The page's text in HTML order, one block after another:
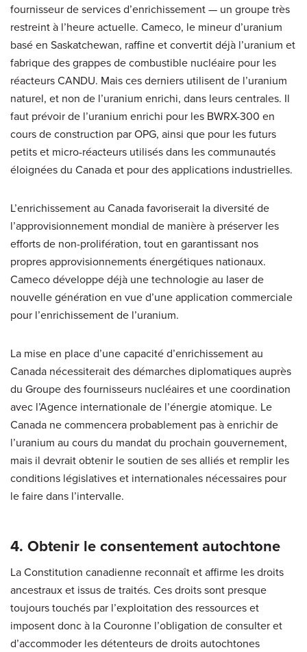
fournisseur de services d’enrichissement — un groupe très
restreint à l’heure actuelle. Cameco, le mineur d’uranium
basé en Saskatchewan, raffine et convertit déjà l’uranium et
fabrique des grappes de combustible nucléaire pour les
réacteurs CANDU. Mais ces derniers utilisent de l’uranium
naturel, et non de l’uranium enrichi, dans leurs centrales. Il
faut prévoir de l’uranium enrichi pour les BWRX-300 en
cours de construction par OPG, ainsi que pour les futurs
petits et micro-réacteurs utilisés dans les communautés
éloignées du Canada et pour des applications industrielles.
L’enrichissement au Canada favoriserait la diversité de
l’approvisionnement mondial de manière à préserver les
efforts de non-prolifération, tout en garantissant nos
propres approvisionnements énergétiques nationaux.
Cameco développe déjà une technologie au laser de
nouvelle génération en vue d’une application commerciale
pour l’enrichissement de l’uranium.
La mise en place d’une capacité d’enrichissement au
Canada nécessiterait des démarches diplomatiques auprès
du Groupe des fournisseurs nucléaires et une coordination
avec l’Agence internationale de l’énergie atomique. Le
Canada ne commencera probablement pas à enrichir de
l’uranium au cours du mandat du prochain gouvernement,
mais il devrait obtenir le soutien de ses alliés et remplir les
conditions législatives et internationales nécessaires pour
le faire dans l’intervalle.
4. Obtenir le consentement autochtone
La Constitution canadienne reconnaît et affirme les droits
ancestraux et issus de traités. Ces droits sont presque
toujours touchés par l’exploitation des ressources et
imposent donc à la Couronne l’obligation de consulter et
d’accommoder les détenteurs de droits autochtones